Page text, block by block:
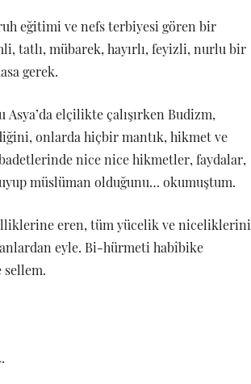
eğitimi ve nefs terbiyesi gören bir
tatlı, mübarek, hayırlı, feyizli, nurlu bir
gerek.
elçilikte çalışırken Budizm,
onlarda hiçbir mantık, hikmet ve
nice nice hikmetler, faydalar,
müslüman olduğunu… okumuştum.
eren, tüm yücelik ve niceliklerini
eyle. Bi-hürmeti habîbike
sellem.